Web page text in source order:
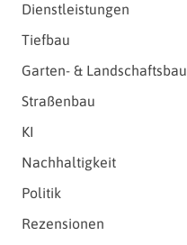
Dienstleistungen
Tiefbau
Garten- & Landschaftsbau
Straßenbau
KI
Nachhaltigkeit
Politik
Rezensionen